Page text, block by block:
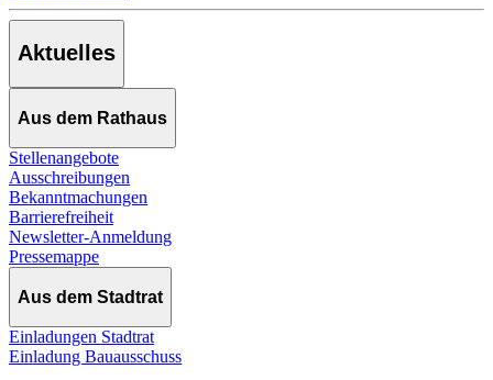
Aktuelles
Aus dem Rathaus
Stellenangebote
Ausschreibungen
Bekanntmachungen
Barrierefreiheit
Newsletter-Anmeldung
Pressemappe
Aus dem Stadtrat
Einladungen Stadtrat
Einladung Bauausschuss